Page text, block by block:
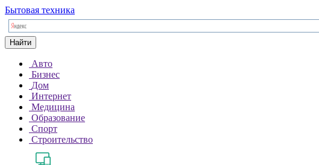
Бытовая техника
Найти
Авто
Бизнес
Дом
Интернет
Медицина
Образование
Спорт
Строительство